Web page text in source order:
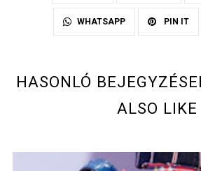
WHATSAPP PIN IT
HASONLÓ
ALSO LIKE